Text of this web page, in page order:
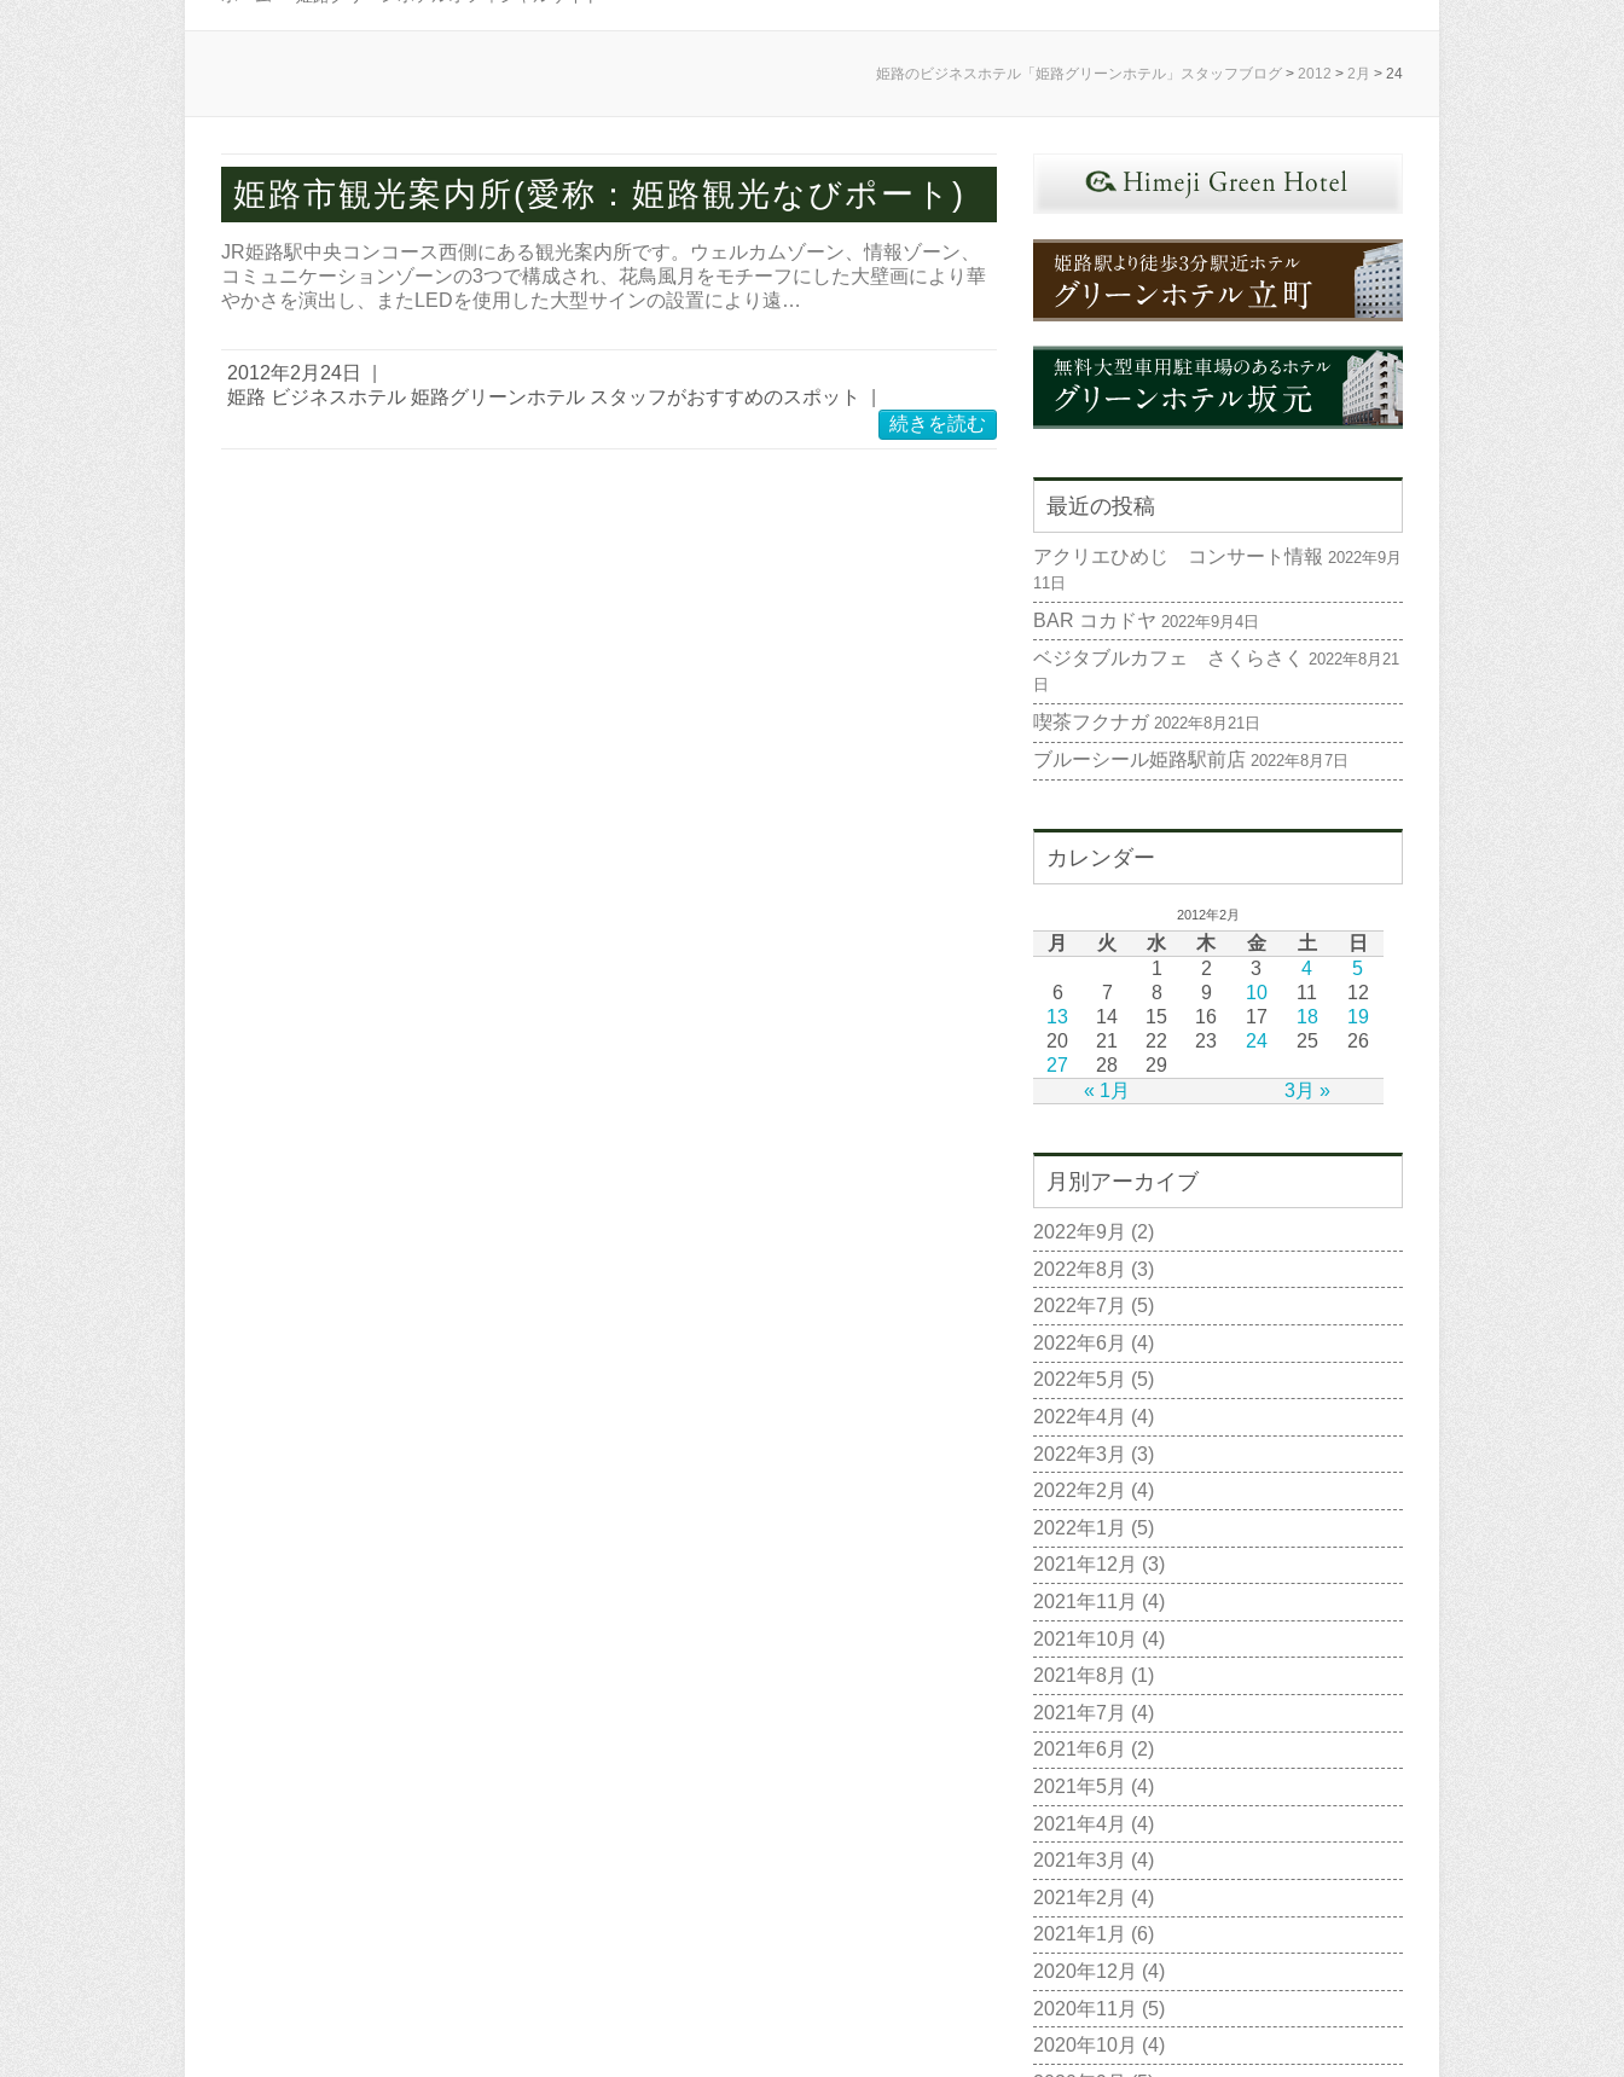
姫路のビジネスホテル「姫路グリーンホテル」スタッフブログ > 2012 > 2月 > 24
姫路市観光案内所(愛称：姫路観光なびポート)
JR姫路駅中央コンコース西側にある観光案内所です。ウェルカムゾーン、情報ゾーン、
コミュニケーションゾーンの3つで構成され、花鳥風月をモチーフにした大壁画により華
やかさを演出し、またLEDを使用した大型サインの設置により遠…
2012年2月24日
姫路 ビジネスホテル 姫路グリーンホテル スタッフがおすすめのスポット
続きを読む
最近の投稿
アクリエひめじ コンサート情報 2022年9月
11日
BAR コカドヤ 2022年9月4日
ベジタブルカフェ さくらさく
2022年8月21
日
喫茶フクナガ 2022年8月21日
ブルーシール姫路駅前店 2022年8月7日
カレンダー
2012年2月
月 火 水 木 金 土 日
« 1月 3月 »
1 2 3 4
5
6
7 8 9 10 11
12
13
14 15 16 17 18
19
20
21 22 23 24 25
26
27
28 29
月別アーカイブ
2022年9月 (2)
2022年8月 (3)
2022年7月 (5)
2022年6月 (4)
2022年5月 (5)
2022年4月 (4)
2022年3月 (3)
2022年2月 (4)
2022年1月 (5)
2021年12月 (3)
2021年11月 (4)
2021年10月 (4)
2021年8月 (1)
2021年7月 (4)
2021年6月 (2)
2021年5月 (4)
2021年4月 (4)
2021年3月 (4)
2021年2月 (4)
2021年1月 (6)
2020年12月 (4)
2020年11月 (5)
2020年10月 (4)